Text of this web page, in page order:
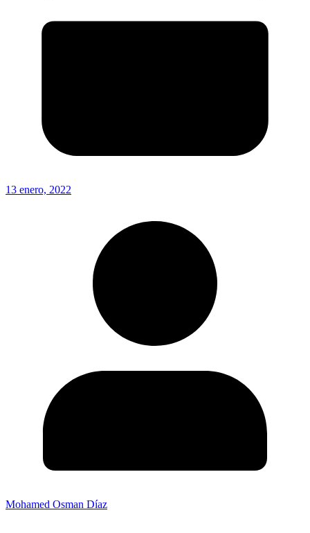
13 enero, 2022
Mohamed Osman Díaz